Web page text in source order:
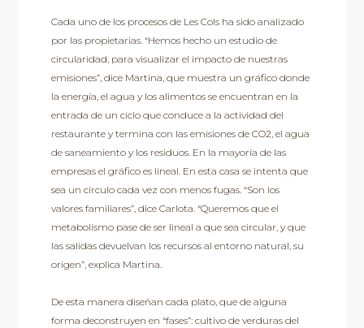
Cada uno de los procesos de Les Cols ha sido analizado
por las propietarias. “Hemos hecho un estudio de
circularidad, para visualizar el impacto de nuestras
emisiones”, dice Martina, que muestra un gráfico donde
la energía, el agua y los alimentos se encuentran en la
entrada de un ciclo que conduce a la actividad del
restaurante y termina con las emisiones de CO2, el agua
de saneamiento y los residuos. En la mayoría de las
empresas el gráfico es lineal. En esta casa se intenta que
sea un círculo cada vez con menos fugas. “Son los
valores familiares”, dice Carlota. “Queremos que el
metabolismo pase de ser lineal a que sea circular, y que
las salidas devuelvan los recursos al entorno natural, su
origen”, explica Martina.
De esta manera diseñan cada plato, que de alguna
forma deconstruyen en “fases”: cultivo de verduras del